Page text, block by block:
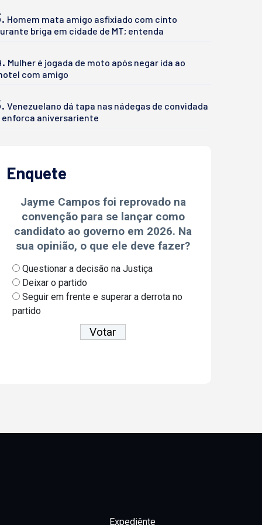
Homem mata amigo asfixiado com cinto
briga em cidade de MT; entenda
Mulher é jogada de moto após negar ida ao
com amigo
Venezuelano dá tapa nas nádegas de convidada
enforca aniversariente
Enquete
Jayme Campos foi reprovado na
convenção para se lançar como
candidato ao governo em 2026. Na
sua opinião, o que ele deve fazer?
Questionar a decisão na Justiça
Deixar o partido
Seguir em frente e superar a derrota no
partido
Expediênte